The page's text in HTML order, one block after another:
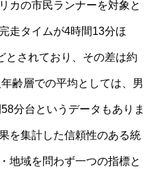
カの市民ランナーを対象と
走タイムが4時間13分ほ
とされており、その差は約
齢層での平均としては、男
分台というデータもありま
を集計した信頼性のある統
地域を問わず一つの指標と